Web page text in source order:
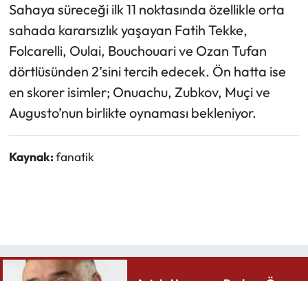
Sahaya süreceği ilk 11 noktasında özellikle orta
sahada kararsızlık yaşayan Fatih Tekke,
Folcarelli, Oulai, Bouchouari ve Ozan Tufan
dörtlüsünden 2’sini tercih edecek. Ön hatta ise
en skorer isimler; Onuachu, Zubkov, Muçi ve
Augusto’nun birlikte oynaması bekleniyor.
Kaynak:fanatik